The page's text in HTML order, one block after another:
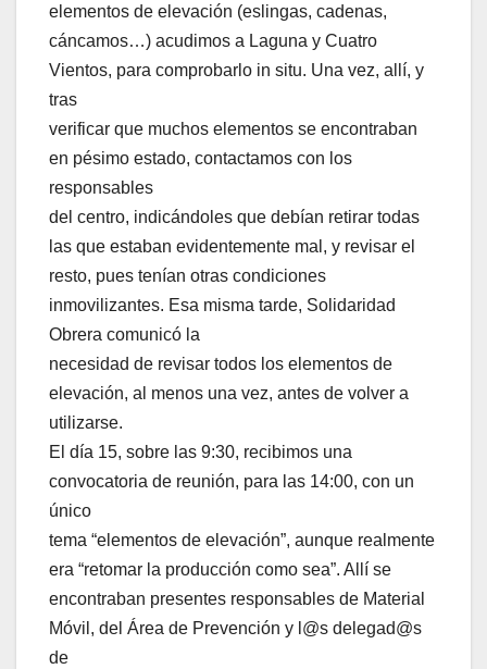
elementos de elevación (eslingas, cadenas,
cáncamos…) acudimos a Laguna y Cuatro
Vientos, para comprobarlo in situ. Una vez, allí, y
tras
verificar que muchos elementos se encontraban
en pésimo estado, contactamos con los
responsables
del centro, indicándoles que debían retirar todas
las que estaban evidentemente mal, y revisar el
resto, pues tenían otras condiciones
inmovilizantes. Esa misma tarde, Solidaridad
Obrera comunicó la
necesidad de revisar todos los elementos de
elevación, al menos una vez, antes de volver a
utilizarse.
El día 15, sobre las 9:30, recibimos una
convocatoria de reunión, para las 14:00, con un
único
tema “elementos de elevación”, aunque realmente
era “retomar la producción como sea”. Allí se
encontraban presentes responsables de Material
Móvil, del Área de Prevención y l@s delegad@s
de